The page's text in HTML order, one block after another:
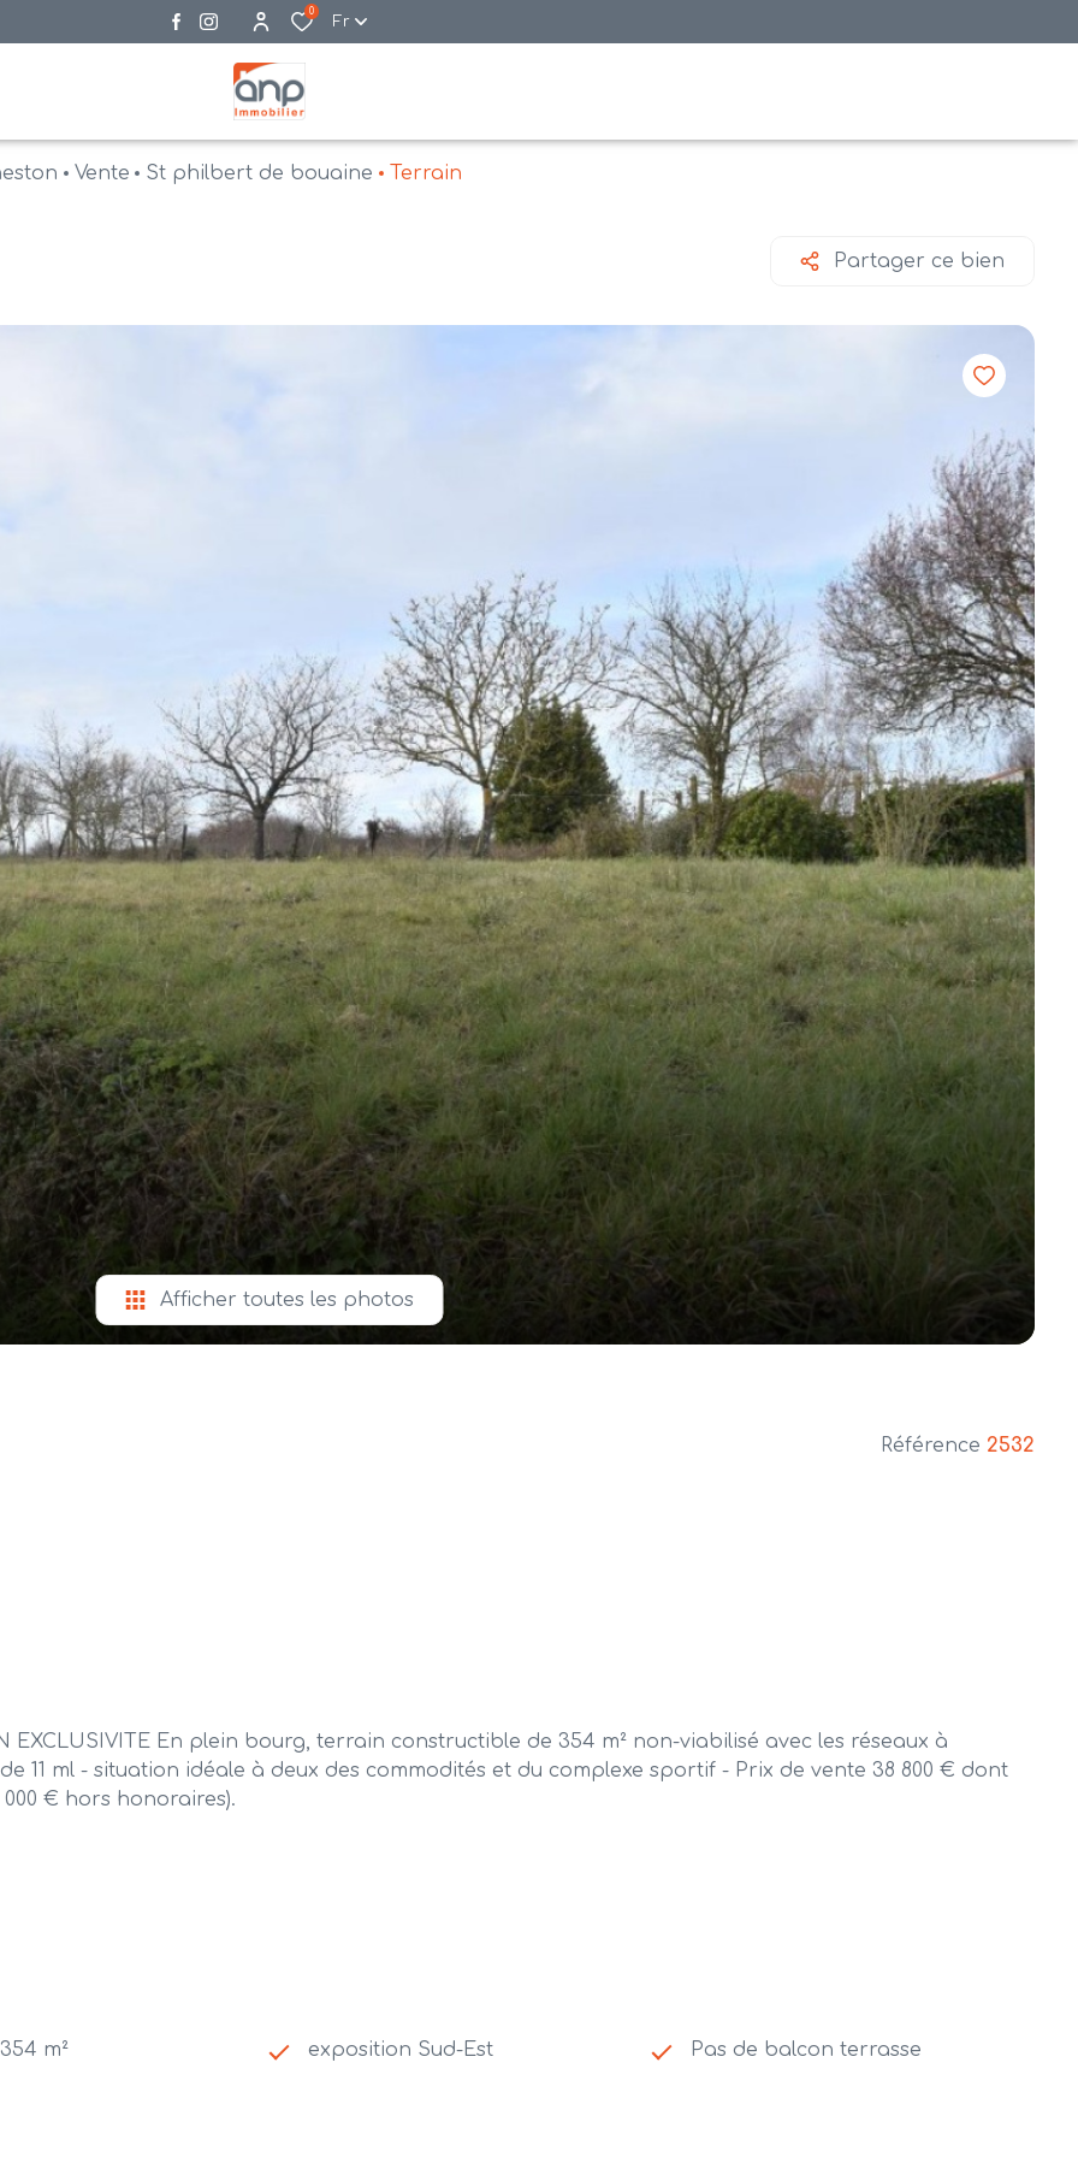
0
Fr
Vente St philbert de bouaine Terrain
Partager ce bien
Afficher toutes les photos
Référence 2532
EXCLUSIVITE En plein bourg, terrain constructible de 354 m² non-viabilisé avec les réseaux à
11 ml - situation idéale à deux des commodités et du complexe sportif - Prix de vente 38 800 € dont
€ hors honoraires).
m² exposition Sud-Est Pas de balcon terrasse